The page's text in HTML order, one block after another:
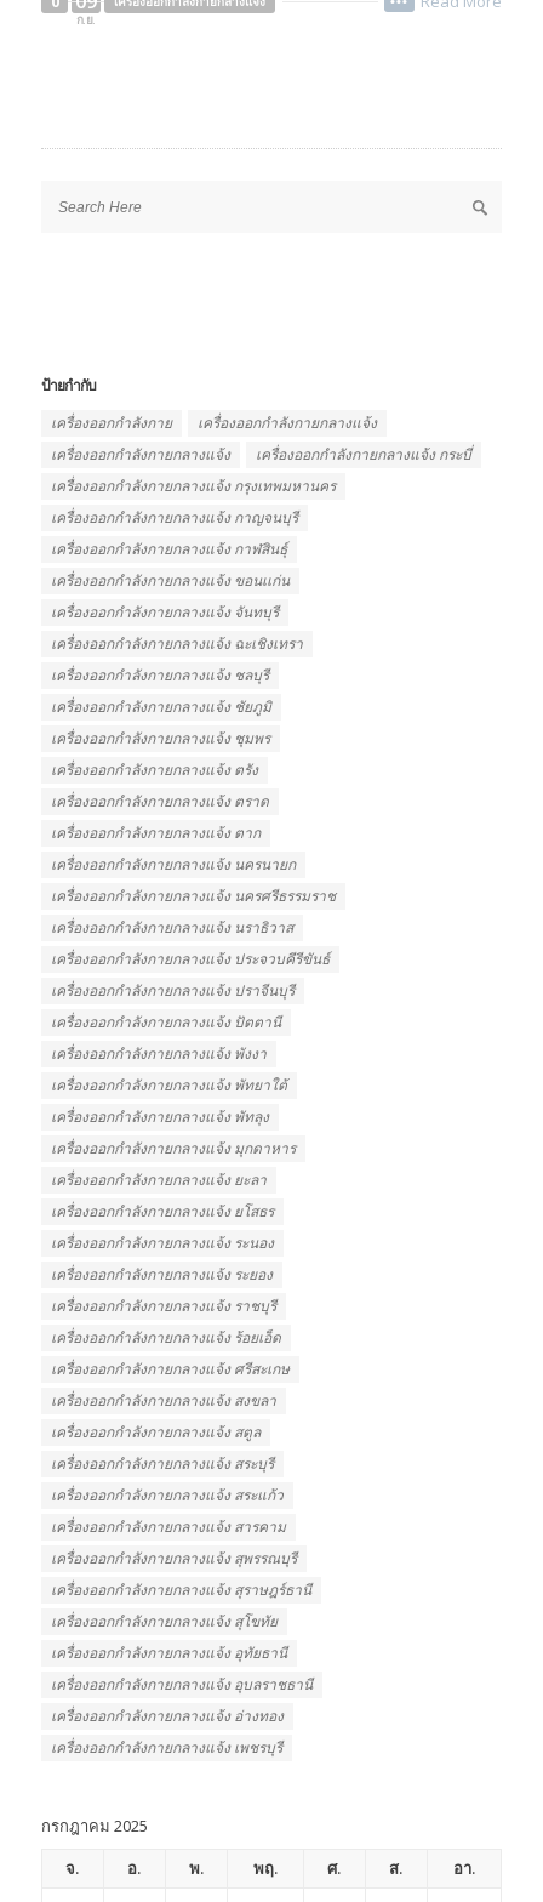
ก.ย.
ป้ายกำกับ
เครื่องออกกำลังกาย
เครื่องออกกำลังกายกลางแจ้ง
เครื่องออกกําลังกายกลางแจ้ง
เครื่องออกกําลังกายกลางแจ้ง กระบี่
เครื่องออกกําลังกายกลางแจ้ง กรุงเทพมหานคร
เครื่องออกกําลังกายกลางแจ้ง กาญจนบุรี
เครื่องออกกําลังกายกลางแจ้ง กาฬสินธุ์
เครื่องออกกําลังกายกลางแจ้ง ขอนเเก่น
เครื่องออกกําลังกายกลางแจ้ง จันทบุรี
เครื่องออกกําลังกายกลางแจ้ง ฉะเชิงเทรา
เครื่องออกกําลังกายกลางแจ้ง ชลบุรี
เครื่องออกกําลังกายกลางแจ้ง ชัยภูมิ
เครื่องออกกําลังกายกลางแจ้ง ชุมพร
เครื่องออกกําลังกายกลางแจ้ง ตรัง
เครื่องออกกําลังกายกลางแจ้ง ตราด
เครื่องออกกําลังกายกลางแจ้ง ตาก
เครื่องออกกําลังกายกลางแจ้ง นครนายก
เครื่องออกกําลังกายกลางแจ้ง นครศรีธรรมราช
เครื่องออกกําลังกายกลางแจ้ง นราธิวาส
เครื่องออกกําลังกายกลางแจ้ง ประจวบคีรีขันธ์
เครื่องออกกําลังกายกลางแจ้ง ปราจีนบุรี
เครื่องออกกําลังกายกลางแจ้ง ปัตตานี
เครื่องออกกําลังกายกลางแจ้ง พังงา
เครื่องออกกําลังกายกลางแจ้ง พัทยาใต้
เครื่องออกกําลังกายกลางแจ้ง พัทลุง
เครื่องออกกําลังกายกลางแจ้ง มุกดาหาร
เครื่องออกกําลังกายกลางแจ้ง ยะลา
เครื่องออกกําลังกายกลางแจ้ง ยโสธร
เครื่องออกกําลังกายกลางแจ้ง ระนอง
เครื่องออกกําลังกายกลางแจ้ง ระยอง
เครื่องออกกําลังกายกลางแจ้ง ราชบุรี
เครื่องออกกําลังกายกลางแจ้ง ร้อยเอ็ด
เครื่องออกกําลังกายกลางแจ้ง ศรีสะเกษ
เครื่องออกกําลังกายกลางแจ้ง สงขลา
เครื่องออกกําลังกายกลางแจ้ง สตูล
เครื่องออกกําลังกายกลางแจ้ง สระบุรี
เครื่องออกกําลังกายกลางแจ้ง สระแก้ว
เครื่องออกกําลังกายกลางแจ้ง สารคาม
เครื่องออกกําลังกายกลางแจ้ง สุพรรณบุรี
เครื่องออกกําลังกายกลางแจ้ง สุราษฎร์ธานี
เครื่องออกกําลังกายกลางแจ้ง สุโขทัย
เครื่องออกกําลังกายกลางแจ้ง อุทัยธานี
เครื่องออกกําลังกายกลางแจ้ง อุบลราชธานี
เครื่องออกกําลังกายกลางแจ้ง อ่างทอง
เครื่องออกกําลังกายกลางแจ้ง เพชรบุรี
กรกฎาคม 2025
จ.
อ. พ. พฤ. ศ. ส.
อา.